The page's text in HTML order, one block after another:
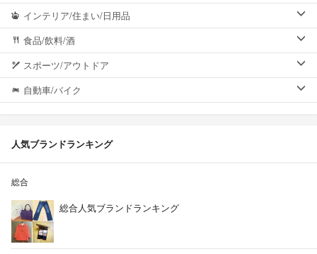
インテリア/住まい/日用品
食品/飲料/酒
スポーツ/アウトドア
自動車/バイク
人気ブランドランキング
総合
総合人気ブランドランキング